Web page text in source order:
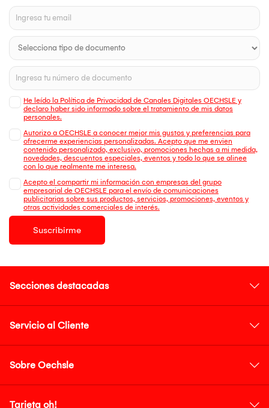
He leído la Política de Privacidad de Canales Digitales OECHSLE y
declaro haber sido informado sobre el tratamiento de mis datos
personales.
Autorizo a OECHSLE a conocer mejor mis gustos y preferencias para
ofrecerme experiencias personalizadas. Acepto que me envien
contenido personalizado, exclusivo, promociones hechas a mi medida,
novedades, descuentos especiales, eventos y todo lo que se alinee
con lo que realmente me interesa.
Acepto el compartir mi información con empresas del grupo
empresarial de OECHSLE para el envío de comunicaciones
publicitarias sobre sus productos, servicios, promociones, eventos y
otras actividades comerciales de interés.
Suscribirme
Secciones destacadas
Servicio al Cliente
Sobre Oechsle
Tarjeta oh!